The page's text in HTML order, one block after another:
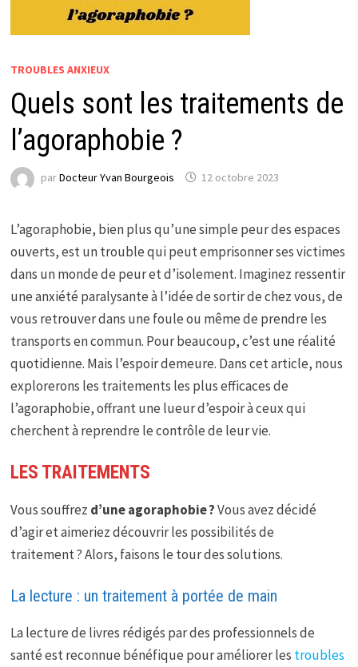
TROUBLES ANXIEUX
Quels sont les traitements de
l’agoraphobie ?
parDocteur Yvan Bourgeois 12 octobre 2023
L’agoraphobie, bien plus qu’une simple peur des espaces
ouverts, est un trouble qui peut emprisonner ses victimes
dans un monde de peur et d’isolement. Imaginez ressentir
une anxiété paralysante à l’idée de sortir de chez vous, de
vous retrouver dans une foule ou même de prendre les
transports en commun. Pour beaucoup, c’est une réalité
quotidienne. Mais l’espoir demeure. Dans cet article, nous
explorerons les traitements les plus efficaces de
l’agoraphobie, offrant une lueur d’espoir à ceux qui
cherchent à reprendre le contrôle de leur vie.
LES TRAITEMENTS
Vous souffrez d’une agoraphobie ?Vous avez décidé
d’agir et aimeriez découvrir les possibilités de
traitement ? Alors, faisons le tour des solutions.
La lecture : un traitement à portée de main
La lecture de livres rédigés par des professionnels de
santé est reconnue bénéfique pour améliorer les troubles